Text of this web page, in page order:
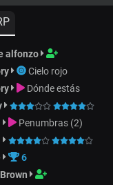
alfonzo
Cielo rojo
Dónde estás
Penumbras (2)
6